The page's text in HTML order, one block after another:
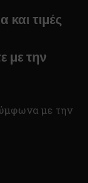
και τιμές
με την
με την